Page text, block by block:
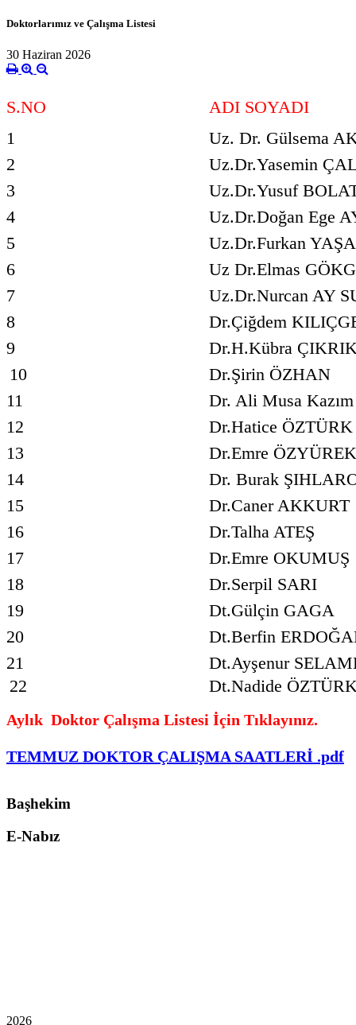
Doktorlarımız ve Çalışma Listesi
30 Haziran 2026
S.NO
ADI SOYADI
1
Uz. Dr. Gülsema
2
Uz.Dr.Yasemin
3
Uz.Dr.Yusuf
4
Uz.Dr.Doğan Ege
5
Uz.Dr.Furkan
6
Uz Dr.Elmas
7
Uz.Dr.Nurcan AY
8
Dr.Çiğdem
9
Dr.H.Kübra
10
Dr.Şirin ÖZHAN
11
Dr. Ali Musa
12
Dr.Hatice ÖZTÜRK
13
Dr.Emre ÖZYÜREK
14
Dr. Burak
15
Dr.Caner AKKURT
16
Dr.Talha ATEŞ
17
Dr.Emre OKUMUŞ
18
Dr.Serpil SARI
19
Dt.Gülçin GAGA
20
Dt.Berfin
21
Dt.Ayşenur
22
Dt.Nadide
Aylık Doktor Çalışma Listesi İçin Tıklayınız.
TEMMUZ DOKTOR ÇALIŞMA SAATLERİ .pdf
Başhekim
E-Nabız
2026